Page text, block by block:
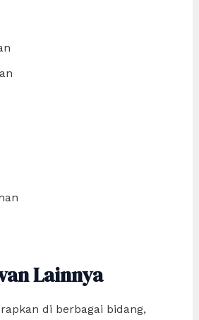
Lainnya
di berbagai bidang,